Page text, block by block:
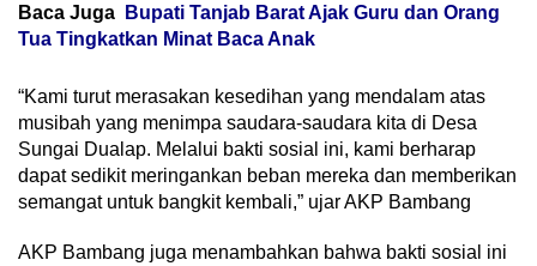
Baca Juga
Bupati Tanjab Barat Ajak Guru dan Orang
Tua Tingkatkan Minat Baca Anak
“Kami turut merasakan kesedihan yang mendalam atas
musibah yang menimpa saudara-saudara kita di Desa
Sungai Dualap. Melalui bakti sosial ini, kami berharap
dapat sedikit meringankan beban mereka dan memberikan
semangat untuk bangkit kembali,” ujar AKP Bambang
AKP Bambang juga menambahkan bahwa bakti sosial ini